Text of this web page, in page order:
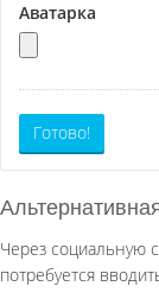
Аватарка
Готово!
Через социальную
потребуется